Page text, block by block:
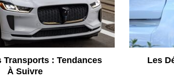
Transports : Tendances
À Suivre
Les